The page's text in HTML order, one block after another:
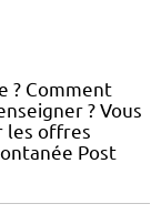
? Comment
? Vous
les offres
Post